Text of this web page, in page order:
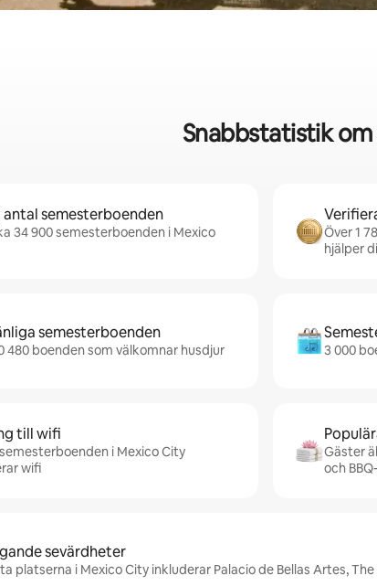
Snabbstatistik
semesterboenden
34 900 semesterboenden i Mexico
Över 1
hjälper
semesterboenden
480 boenden som välkomnar husdjur 3 000
till wifi
i Mexico City
wifi
Gäster
och
sevärdheter
platserna i Mexico City inkluderar Palacio de Bellas Artes,